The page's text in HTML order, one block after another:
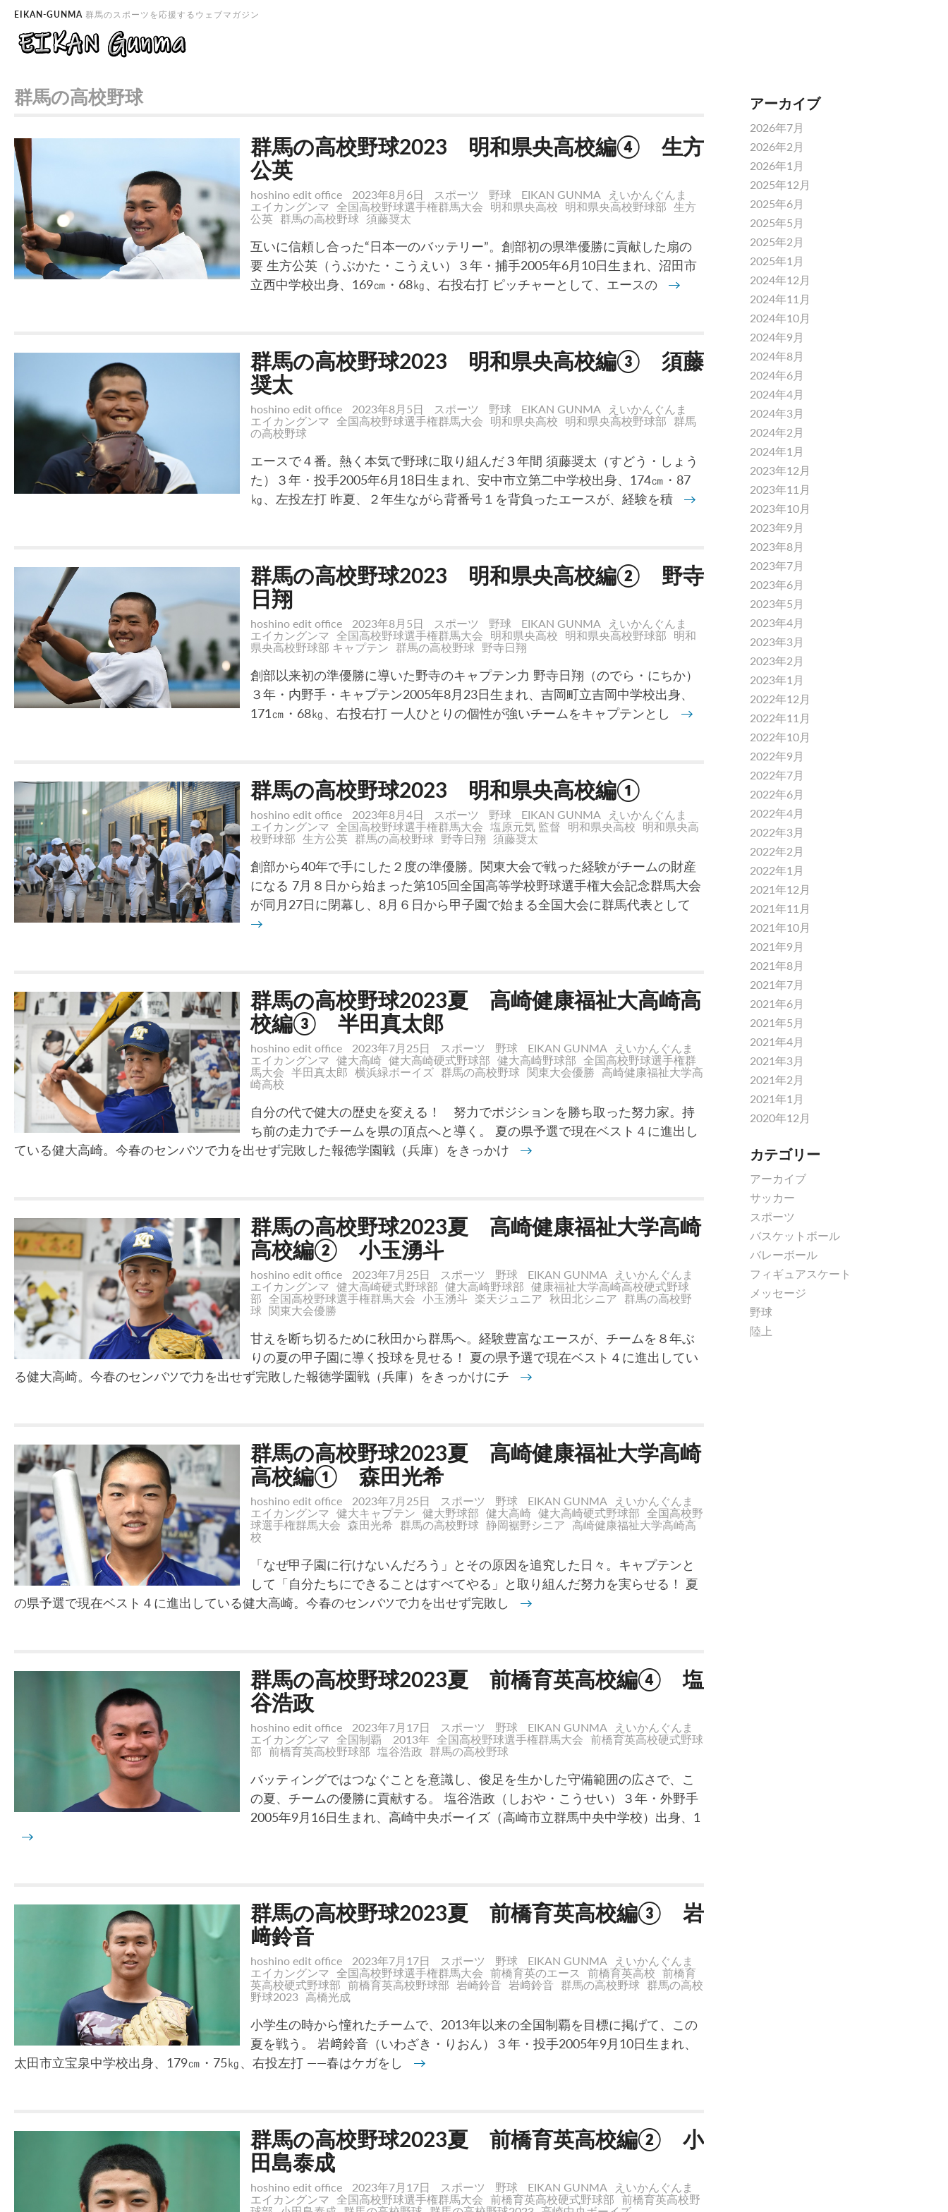
EIKAN-GUNMA 群馬のスポーツを応援するウェブマガジン
群馬の高校野球
群馬の高校野球2023 明和県央高校編④ 生方
公英
hoshino edit office 2023年8月6日 スポーツ 野球 EIKAN GUNMA
えいかんぐんま
エイカングンマ 全国高校野球選手権群馬大会 明和県央高校 明和県央高校野球部 生方
公英
群馬の高校野球 須藤奨太
互いに信頼し合った“日本一のバッテリー”。創部初の県準優勝に貢献した扇の
要 生方公英（うぶかた・こうえい）３年・捕手2005年6月10日生まれ、沼田市
立西中学校出身、169㎝・68㎏、右投右打 ピッチャーとして、エースの →
群馬の高校野球2023 明和県央高校編③ 須藤
奨太
hoshino edit office 2023年8月5日 スポーツ 野球 EIKAN GUNMA
えいかんぐんま
エイカングンマ 全国高校野球選手権群馬大会 明和県央高校 明和県央高校野球部
群馬
の高校野球
エースで４番。熱く本気で野球に取り組んだ３年間 須藤奨太（すどう・しょう
た）３年・投手2005年6月18日生まれ、安中市立第二中学校出身、174㎝・87
㎏、左投左打 昨夏、２年生ながら背番号１を背負ったエースが、経験を積 →
群馬の高校野球2023 明和県央高校編② 野寺
日翔
hoshino edit office 2023年8月5日 スポーツ 野球 EIKAN GUNMA
えいかんぐんま
エイカングンマ 全国高校野球選手権群馬大会 明和県央高校 明和県央高校野球部
明和
県央高校野球部 キャプテン
群馬の高校野球 野寺日翔
創部以来初の準優勝に導いた野寺のキャプテン力 野寺日翔（のでら・にちか）
３年・内野手・キャプテン2005年8月23日生まれ、吉岡町立吉岡中学校出身、
171㎝・68㎏、右投右打 一人ひとりの個性が強いチームをキャプテンとし
→
群馬の高校野球2023 明和県央高校編①
hoshino edit office 2023年8月4日 スポーツ 野球 EIKAN GUNMA
えいかんぐんま
エイカングンマ 全国高校野球選手権群馬大会 塩原元気 監督 明和県央高校
明和県央高
校野球部 生方公英 群馬の高校野球 野寺日翔 須藤奨太
創部から40年で手にした２度の準優勝。関東大会で戦った経験がチームの財産
になる 7月８日から始まった第105回全国高等学校野球選手権大会記念群馬大会
が同月27日に閉幕し、8月６日から甲子園で始まる全国大会に群馬代表として
→
群馬の高校野球2023夏 高崎健康福祉大高崎高
校編③ 半田真太郎
hoshino edit office 2023年7月25日 スポーツ 野球 EIKAN GUNMA
えいかんぐんま
エイカングンマ 健大高崎 健大高崎硬式野球部 健大高崎野球部 全国高校野球選手権群
馬大会 半田真太郎 横浜緑ボーイズ 群馬の高校野球 関東大会優勝 高崎健康福祉大学高
崎高校
自分の代で健大の歴史を変える！ 努力でポジションを勝ち取った努力家。持
ち前の走力でチームを県の頂点へと導く。 夏の県予選で現在ベスト４に進出し
ている健大高崎。今春のセンバツで力を出せず完敗した報徳学園戦（兵庫）をきっかけ →
群馬の高校野球2023夏 高崎健康福祉大学高崎
高校編② 小玉湧斗
hoshino edit office 2023年7月25日 スポーツ 野球 EIKAN GUNMA
えいかんぐんま
エイカングンマ 健大高崎硬式野球部 健大高崎野球部 健康福祉大学高崎高校硬式野球
部 全国高校野球選手権群馬大会 小玉湧斗 楽天ジュニア 秋田北シニア
群馬の高校野
球 関東大会優勝
甘えを断ち切るために秋田から群馬へ。経験豊富なエースが、チームを８年ぶ
りの夏の甲子園に導く投球を見せる！ 夏の県予選で現在ベスト４に進出してい
る健大高崎。今春のセンバツで力を出せず完敗した報徳学園戦（兵庫）をきっかけにチ →
群馬の高校野球2023夏 高崎健康福祉大学高崎
高校編① 森田光希
hoshino edit office 2023年7月25日 スポーツ 野球 EIKAN GUNMA
えいかんぐんま
エイカングンマ 健大キャプテン 健大野球部 健大高崎 健大高崎硬式野球部 全国高校野
球選手権群馬大会 森田光希 群馬の高校野球 静岡裾野シニア 高崎健康福祉大学高崎高
校
「なぜ甲子園に行けないんだろう」とその原因を追究した日々。キャプテンと
して「自分たちにできることはすべてやる」と取り組んだ努力を実らせる！ 夏
の県予選で現在ベスト４に進出している健大高崎。今春のセンバツで力を出せず完敗し
→
群馬の高校野球2023夏 前橋育英高校編④ 塩
谷浩政
hoshino edit office 2023年7月17日 スポーツ 野球 EIKAN GUNMA
えいかんぐんま
エイカングンマ 全国制覇 2013年 全国高校野球選手権群馬大会 前橋育英高校硬式野球
部 前橋育英高校野球部 塩谷浩政 群馬の高校野球
バッティングではつなぐことを意識し、俊足を生かした守備範囲の広さで、こ
の夏、チームの優勝に貢献する。 塩谷浩政（しおや・こうせい）３年・外野手
2005年9月16日生まれ、高崎中央ボーイズ（高崎市立群馬中央中学校）出身、1
→
群馬の高校野球2023夏 前橋育英高校編③ 岩
﨑鈴音
hoshino edit office 2023年7月17日 スポーツ 野球 EIKAN GUNMA
えいかんぐんま
エイカングンマ 全国高校野球選手権群馬大会 前橋育英のエース 前橋育英高校 前橋育
英高校硬式野球部 前橋育英高校野球部 岩崎鈴音 岩﨑鈴音 群馬の高校野球
群馬の高校
野球2023 高橋光成
小学生の時から憧れたチームで、2013年以来の全国制覇を目標に掲げて、この
夏を戦う。 岩﨑鈴音（いわざき・りおん）３年・投手2005年9月10日生まれ、
太田市立宝泉中学校出身、179㎝・75㎏、右投左打 ――春はケガをし
→
群馬の高校野球2023夏 前橋育英高校編② 小
田島泰成
hoshino edit office 2023年7月17日 スポーツ 野球 EIKAN GUNMA
えいかんぐんま
エイカングンマ 全国高校野球選手権群馬大会 前橋育英高校硬式野球部 前橋育英高校野
アーカイブ
2026年7月
2026年2月
2026年1月
2025年12月
2025年6月
2025年5月
2025年2月
2025年1月
2024年12月
2024年11月
2024年10月
2024年9月
2024年8月
2024年6月
2024年4月
2024年3月
2024年2月
2024年1月
2023年12月
2023年11月
2023年10月
2023年9月
2023年8月
2023年7月
2023年6月
2023年5月
2023年4月
2023年3月
2023年2月
2023年1月
2022年12月
2022年11月
2022年10月
2022年9月
2022年7月
2022年6月
2022年4月
2022年3月
2022年2月
2022年1月
2021年12月
2021年11月
2021年10月
2021年9月
2021年8月
2021年7月
2021年6月
2021年5月
2021年4月
2021年3月
2021年2月
2021年1月
2020年12月
カテゴリー
アーカイブ
サッカー
スポーツ
バスケットボール
バレーボール
フィギュアスケート
メッセージ
野球
陸上